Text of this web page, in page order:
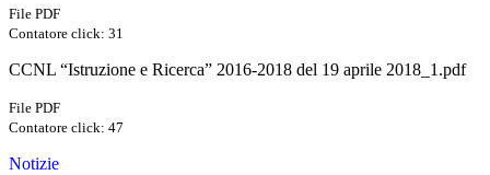
File PDF
Contatore click: 31
CCNL “Istruzione e Ricerca” 2016-2018 del 19 aprile 2018_1.pdf
File PDF
Contatore click: 47
Notizie